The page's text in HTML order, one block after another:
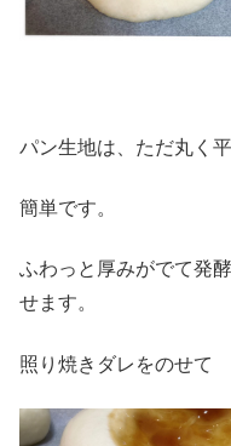
パン生地は、ただ丸く
簡単です。
ふわっと厚みがでて発
せます。
照り焼きダレをのせて